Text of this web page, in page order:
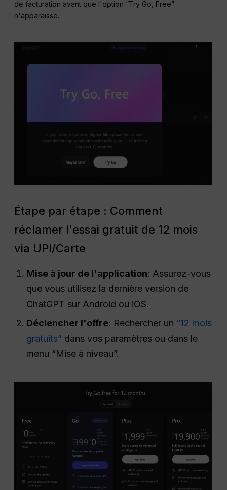
de facturation avant que l'option “Try Go, Free”
n'apparaisse.
Étape par étape : Comment
réclamer l'essai gratuit de 12 mois
via UPI/Carte
Mise à jour de l'application: Assurez-vous
que vous utilisez la dernière version de
ChatGPT sur Android ou iOS.
Déclencher l'offre: Rechercher un “12 mois
gratuits” dans vos paramètres ou dans le
menu “Mise à niveau”.